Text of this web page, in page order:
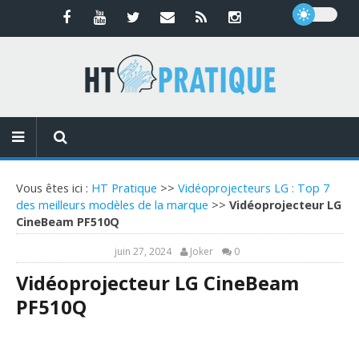
Vous êtes ici : HT Pratique >> Vidéoprojecteurs LG : Top 7
des meilleurs modèles de la marque >> Vidéoprojecteur LG
CineBeam PF510Q
juin 27, 2024 Joker 0
Vidéoprojecteur LG CineBeam
PF510Q